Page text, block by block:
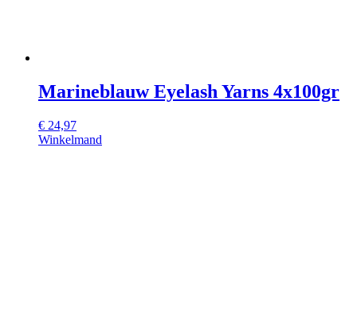
Marineblauw Eyelash Yarns 4x100gr
€ 24,97
Winkelmand